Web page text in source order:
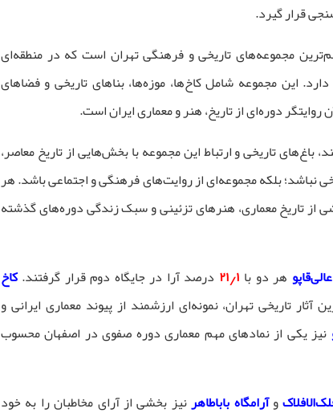
قرار گیرد.
مجموعه‌های تاریخی و فرهنگی تهران است که در منطقه‌ای
این مجموعه شامل کاخ‌ها، موزه‌ها، بناهای تاریخی و فضاهای
دوره‌ای از تاریخ، هنر و معماری ایران است.
باغ‌های تاریخی و ارتباط این مجموعه با بخش‌هایی از تاریخ معاصر،
نباشد؛ بلکه مجموعه‌ای از روایت‌های فرهنگی و اجتماعی باشد. هر
از تاریخ معماری، هنرهای تزئینی و سبک زندگی دوره‌های گذشته
هر دو با ۲۱٫۱ درصد آرا در جایگاه دوم قرار گرفتند.کاخ
آثار تاریخی تهران، نمونه‌ای ارزشمند از پیوند معماری ایرانی و
نیز یکی از نمادهای مهم معماری دوره صفوی در اصفهان محسوب
وآرامگاه باباطاهرنیز بخشی از آرای مخاطبان را به خود